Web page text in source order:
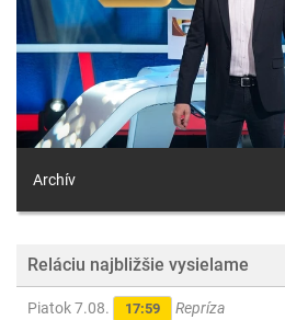
Archív
Reláciu najbližšie vysielame
Piatok 7.08. 17:59 Repríza